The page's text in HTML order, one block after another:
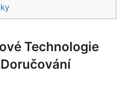
⁣technologie⁣